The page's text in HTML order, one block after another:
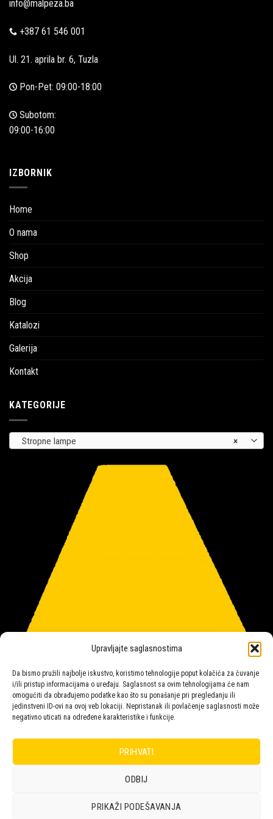
Upravljajte saglasnostima
Da bismo pružili najbolje iskustvo, koristimo tehnologije poput kolačića za čuvanje
i/ili pristup informacijama o uređaju. Saglasnost sa ovim tehnologijama će nam
omogućiti da obrađujemo podatke kao što su ponašanje pri pregledanju ili
jedinstveni ID-ovi na ovoj veb lokaciji. Nepristanak ili povlačenje saglasnosti može
negativno uticati na određene karakteristike i funkcije.
PRIHVATI
ODBIJ
PRIKAŽI PODEŠAVANJA
info@malpeza.ba
+387 61 546 001
Ul. 21. aprila br. 6, Tuzla
Pon-Pet: 09:00-18:00
Subotom:
09:00-16:00
IZBORNIK
Home
O nama
Shop
Akcija
Blog
Katalozi
Galerija
Kontakt
KATEGORIJE
×
Stropne lampe